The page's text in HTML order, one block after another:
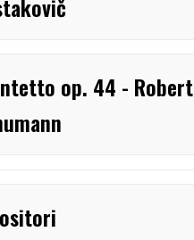
op. 44 - Robert